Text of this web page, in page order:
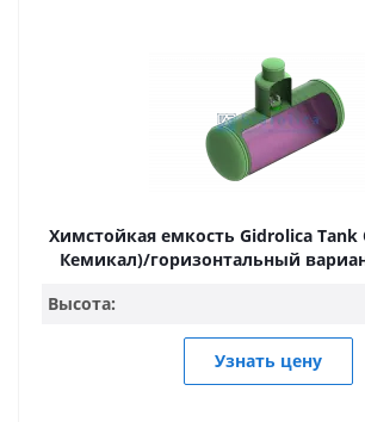
Химстойкая емкость Gidrolica Tank
Кемикал)/горизонтальный
Высота:
Узнать цену